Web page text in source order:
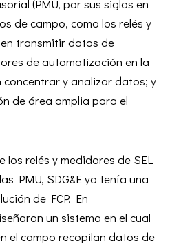
(PMU, por sus siglas en
de campo, como los relés y
transmitir datos de
de automatización en la
y analizar datos; y
de área amplia para el
los relés y medidores de SEL
PMU, SDG&E ya tenía una
de FCP. En
un sistema en el cual
el campo recopilan datos de